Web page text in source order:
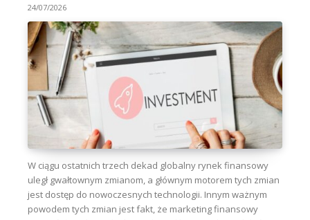
24/07/2026
W ciągu ostatnich trzech dekad globalny rynek finansowy
uległ gwałtownym zmianom, a głównym motorem tych zmian
jest dostęp do nowoczesnych technologii. Innym ważnym
powodem tych zmian jest fakt, że marketing finansowy